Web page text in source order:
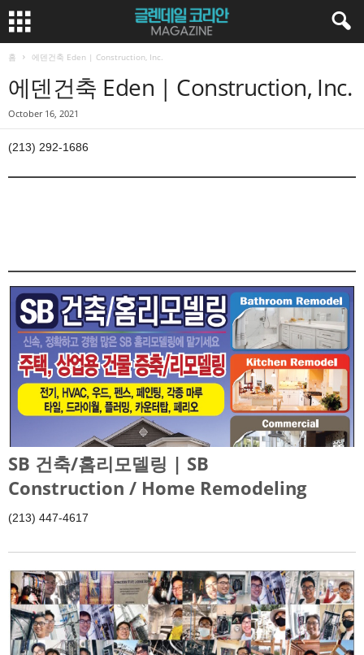
홈 에덴건축 Eden | Construction, Inc.
에덴건축 Eden | Construction, Inc.
October 16, 2021
(213) 292-1686
SB 건축/홈리모델링 | SB
Construction / Home Remodeling
(213) 447-4617